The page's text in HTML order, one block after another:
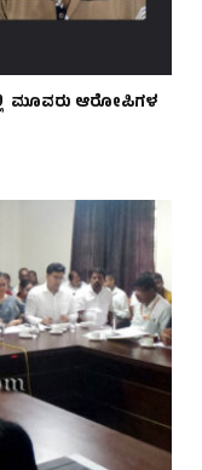
ಮೂವರು ಆರೋಪಿಗಳ